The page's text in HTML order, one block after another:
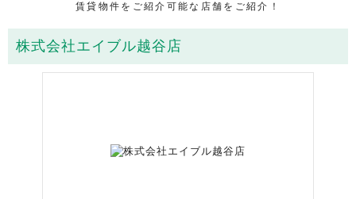
賃貸物件をご紹介可能な店舗をご紹介！
株式会社エイブル越谷店